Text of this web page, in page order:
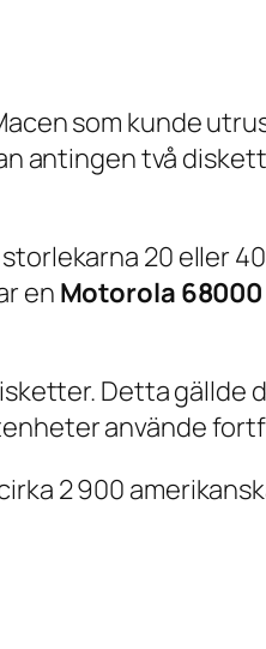
som kunde
antingen två
20 eller
en Motorola 68000
Detta
använde
2 900